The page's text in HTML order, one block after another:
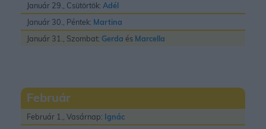
Január 29., Csütörtök: Adél
Január 30., Péntek: Martina
Január 31., Szombat: Gerda és Marcella
Február
Február 1., Vasárnap: Ignác